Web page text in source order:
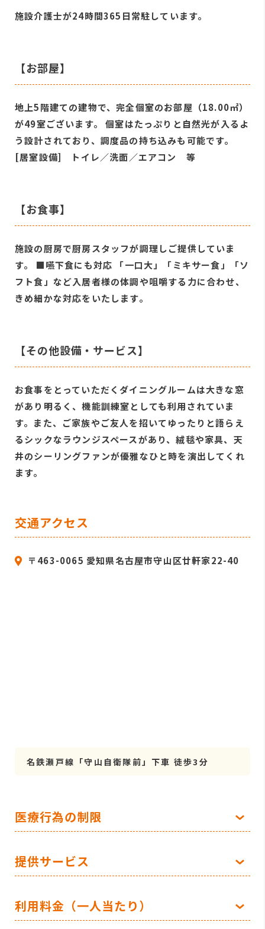
施設介護士が24時間365日常駐しています。
【お部屋】
地上5階建ての建物で、完全個室のお部屋（18.00㎡）
が49室ございます。 個室はたっぷりと自然光が入るよ
う設計されており、調度品の持ち込みも可能です。
[居室設備] トイレ／洗面／エアコン 等
【お食事】
施設の厨房で厨房スタッフが調理しご提供していま
す。 ■嚥下食にも対応 「一口大」「ミキサー食」「ソ
フト食」など入居者様の体調や咀嚼する力に合わせ、
きめ細かな対応をいたします。
【その他設備・サービス】
お食事をとっていただくダイニングルームは大きな窓
があり明るく、機能訓練室としても利用されていま
す。また、ご家族やご友人を招いてゆったりと語らえ
るシックなラウンジスペースがあり、絨毯や家具、天
井のシーリングファンが優雅なひと時を演出してくれ
ます。
交通アクセス
〒463-0065 愛知県名古屋市守山区廿軒家22-40
名鉄瀬戸線「守山自衛隊前」下車 徒歩3分
医療行為の制限
提供サービス
利用料金（一人当たり）